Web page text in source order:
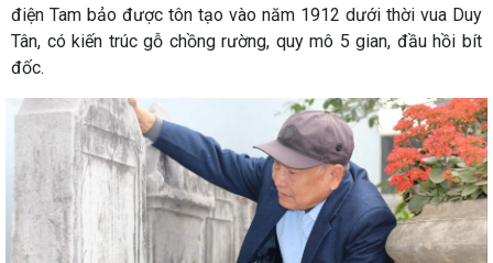
điện Tam bảo được tôn tạo vào năm 1912 dưới thời vua Duy
Tân, có kiến trúc gỗ chồng rường, quy mô 5 gian, đầu hồi bít
đốc.